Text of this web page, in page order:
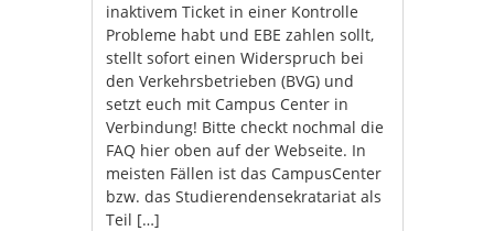
inaktivem Ticket in einer Kontrolle
Probleme habt und EBE zahlen sollt,
stellt sofort einen Widerspruch bei
den Verkehrsbetrieben (BVG) und
setzt euch mit Campus Center in
Verbindung! Bitte checkt nochmal die
FAQ hier oben auf der Webseite. In
meisten Fällen ist das CampusCenter
bzw. das Studierendensekratariat als
Teil […]